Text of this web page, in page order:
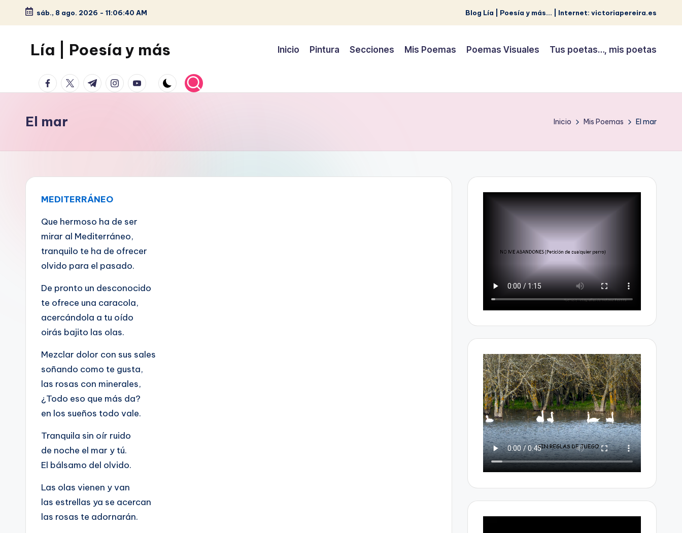
Saltar
contenido
sáb., 8 ago. 2026 - 11:06:41 AM Blog Lía | Poesía y más... | Internet: victoriapereira.es
Lía | Poesía y más Inicio Pintura Secciones Mis Poemas Poemas Visuales Tus poetas…, mis poetas
facebook.com
twitter.com
t.me instagram.com
youtube.com
El mar Inicio Mis Poemas El mar
MEDITERRÁNEO
Que hermoso ha de ser
mirar al Mediterráneo,
tranquilo te ha de ofrecer
olvido para el pasado.
De pronto un desconocido
te ofrece una caracola,
acercándola a tu oído
oirás bajito las olas.
Mezclar dolor con sus sales
soñando como te gusta,
las rosas con minerales,
¿Todo eso que más da?
en los sueños todo vale.
Tranquila sin oír ruido
de noche el mar y tú.
El bálsamo del olvido.
Las olas vienen y van
las estrellas ya se acercan
las rosas te adornarán.